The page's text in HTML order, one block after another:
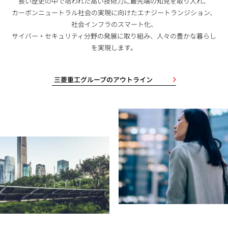
カーボンニュートラル社会の実現に向けたエナジートランジション、
社会インフラのスマート化、
サイバー・セキュリティ分野の発展に取り組み、人々の豊かな暮らし
を実現します。
三菱重工グループのアウトライン